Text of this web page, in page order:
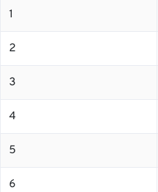
1
2
3
4
5
6